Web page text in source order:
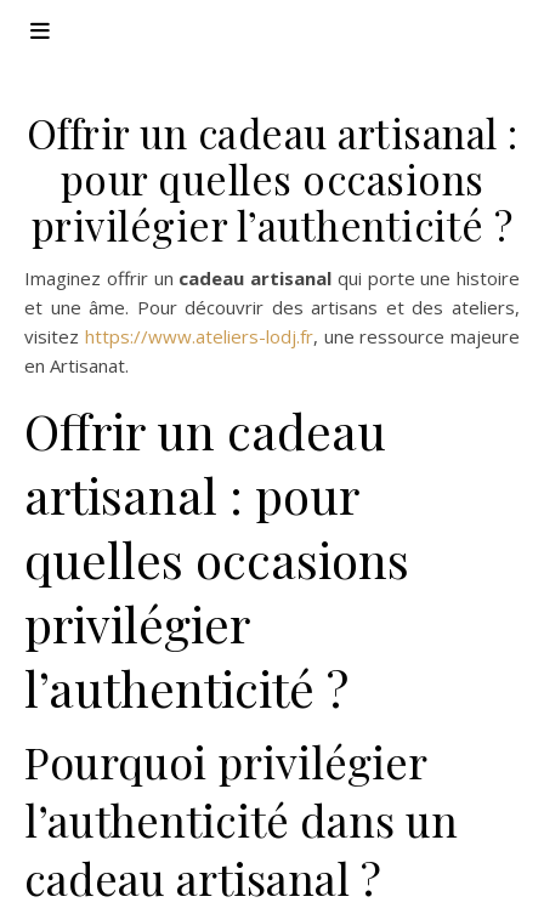
Offrir un cadeau artisanal :
pour quelles occasions
privilégier l’authenticité ?
Imaginez offrir un cadeau artisanal qui porte une histoire
et une âme. Pour découvrir des artisans et des ateliers,
visitez https://www.ateliers-lodj.fr, une ressource majeure
en Artisanat.
Offrir un cadeau
artisanal : pour
quelles occasions
privilégier
l’authenticité ?
Pourquoi privilégier
l’authenticité dans un
cadeau artisanal ?